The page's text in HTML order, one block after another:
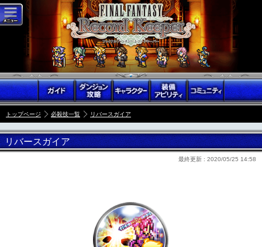
トップページ 必殺技一覧 リバースガイア
リバースガイア
最終更新 : 2020/05/25 14:58